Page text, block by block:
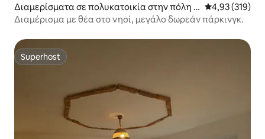
Διαμερίσματα σε πολυκατοικία στην πόλη B
led
Μέση
4,93 (319)
Διαμέρισμα με θέα στο νησί, μεγάλο δωρεάν πάρκινγκ.
Superhost
Superhost